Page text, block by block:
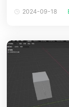
Blender版本，下面
2024-09-18